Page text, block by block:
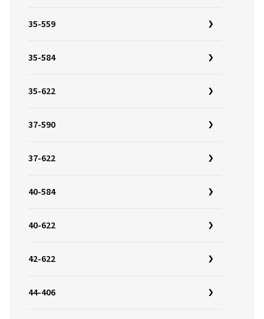
35-559
35-584
35-622
37-590
37-622
40-584
40-622
42-622
44-406